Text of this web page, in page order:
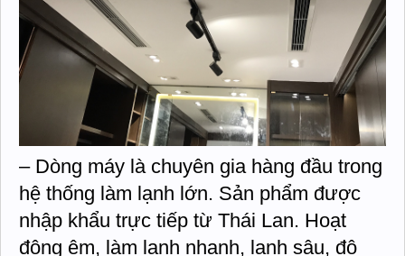
– Dòng máy là chuyên gia hàng đầu trong
hệ thống làm lạnh lớn. Sản phẩm được
nhập khẩu trực tiếp từ Thái Lan. Hoạt
động êm, làm lạnh nhanh, lạnh sâu, độ